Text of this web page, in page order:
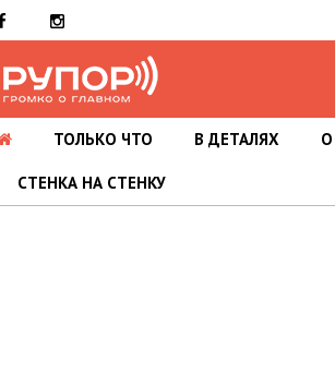
ТОЛЬКО ЧТО В ДЕТАЛЯХ
СТЕНКА НА СТЕНКУ